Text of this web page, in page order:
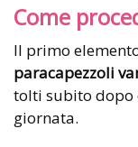
Come
Il primo
paracapezzoli
tolti subito dopo
giornata.